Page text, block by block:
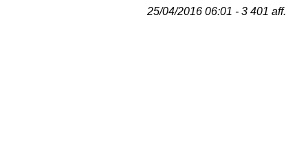
25/04/2016 06:01 - 3 401 aff.